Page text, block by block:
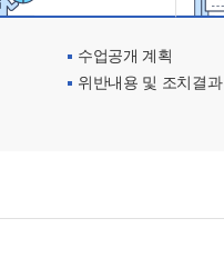
수업공개 계획
위반내용 및 조치결과